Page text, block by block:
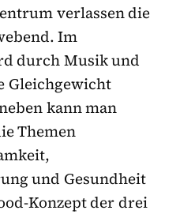
verlassen die
Im
durch Musik und
Gleichgewicht
kann man
Themen
und Gesundheit
Konzept der drei